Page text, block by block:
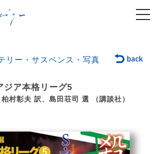
リー・サスペンス・写真
ジア本格リーグ5
村彰夫 訳、島田荘司 選 （講談社）